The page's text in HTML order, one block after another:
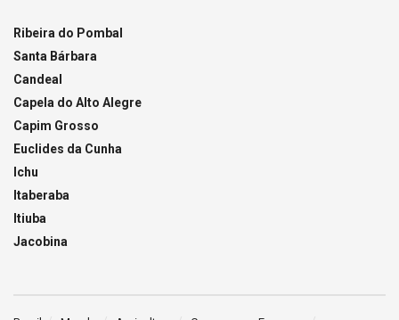
Ribeira do Pombal
Santa Bárbara
Candeal
Capela do Alto Alegre
Capim Grosso
Euclides da Cunha
Ichu
Itaberaba
Itiuba
Jacobina